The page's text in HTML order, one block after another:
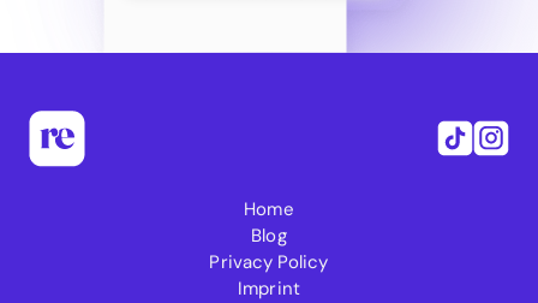
Home
Blog
Privacy Policy
Imprint